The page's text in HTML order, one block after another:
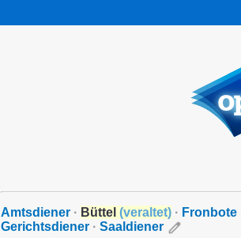
Amtsdiener · Büttel (veraltet) · Fronbote
Gerichtsdiener · Saaldiener